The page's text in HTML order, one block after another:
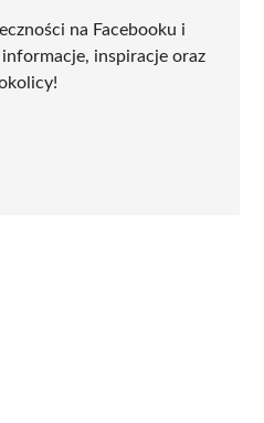
na Facebooku i
inspiracje oraz